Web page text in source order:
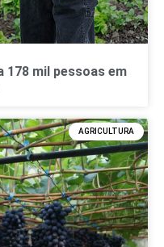
mil pessoas em
AGRICULTURA